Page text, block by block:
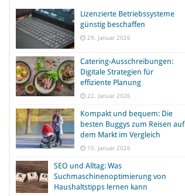
Lizenzierte Betriebssysteme
günstig beschaffen
29. Januar 2026
Catering-Ausschreibungen:
Digitale Strategien für
effiziente Planung
22. Januar 2026
Kompakt und bequem: Die
besten Buggys zum Reisen auf
dem Markt im Vergleich
15. Januar 2026
SEO und Alltag: Was
Suchmaschinenoptimierung von
Haushaltstipps lernen kann